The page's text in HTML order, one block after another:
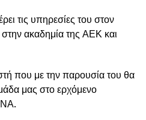
τις υπηρεσίες του στον
ακαδημία της ΑΕΚ και
που με την παρουσία του θα
μας στο ερχόμενο